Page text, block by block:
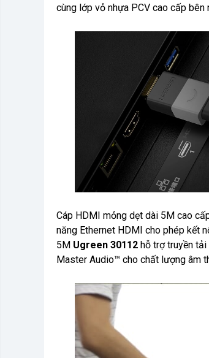
cùng lớp vỏ nhựa PCV cao cấp
Cáp HDMI mỏng dẹt dài 5M cao
năng Ethernet HDMI cho phép kết
5M Ugreen 30112 hỗ trợ truyền tải
Master Audio™ cho chất lượng âm